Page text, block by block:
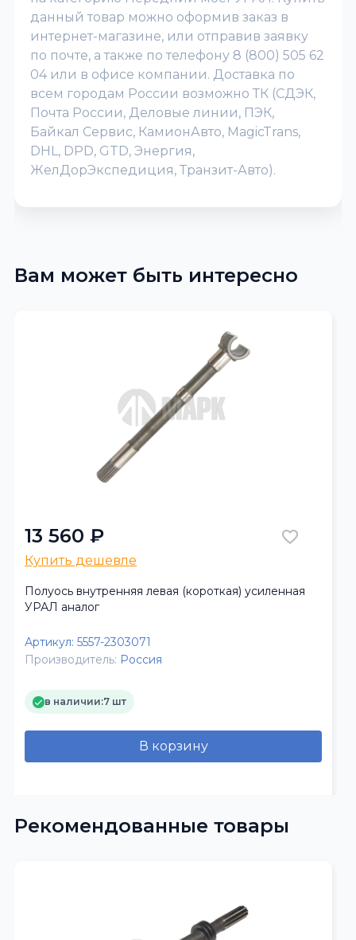
данный товар можно оформив заказ в
интернет-магазине, или отправив заявку
по почте, а также по телефону 8 (800) 505 62
04 или в офисе компании. Доставка по
всем городам России возможно ТК (СДЭК,
Почта России, Деловые линии, ПЭК,
Байкал Сервис, КамионАвто, MagicTrans,
DHL, DPD, GTD, Энергия,
ЖелДорЭкспедиция, Транзит-Авто).
Вам может быть интересно
13 560 ₽
Купить дешевле
Полуось внутренняя левая (короткая) усиленная
УРАЛ аналог
Артикул: 5557-2303071
Производитель: Россия
в наличии:7 шт
В корзину
Рекомендованные товары